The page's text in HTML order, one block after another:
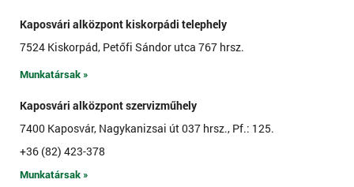
Kaposvári alközpont kiskorpádi telephely
7524 Kiskorpád, Petőfi Sándor utca 767 hrsz.
Munkatársak »
Kaposvári alközpont szervizműhely
7400 Kaposvár, Nagykanizsai út 037 hrsz., Pf.: 125.
+36 (82) 423-378
Munkatársak »